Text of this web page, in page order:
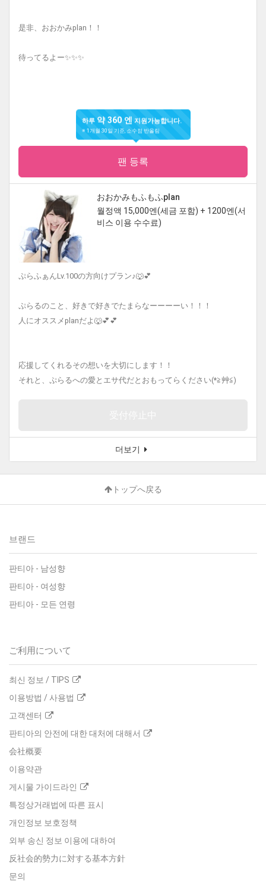
是非、おおかみplan！！
待ってるよー✨✨✨
하루약 360 엔 지원가능합니다.
※ 1개월 30일 기준, 소수점 반올림
팬 등록
おおかみもふもふplan
월정액 15,000엔(세금 포함) + 1200엔(서
비스 이용 수수료)
ぷらふぁんLv.100の方向けプラン♪🐺💕
ぷらるのこと、好きで好きでたまらなーーーーい！！！
人にオススメplanだよ🐺💕💕
応援してくれるその想いを大切にします！！
それと、ぷらるへの愛とエサ代だとおもってらください(*≧艸≦)
더보기
トップへ戻る
브랜드
판티아 - 남성향
판티아 - 여성향
판티아 - 모든 연령
ご利用について
최신 정보 / TIPS
이용방법 / 사용법
고객센터
판티아의 안전에 대한 대처에 대해서
会社概要
이용약관
게시물 가이드라인
특정상거래법에 따른 표시
개인정보 보호정책
외부 송신 정보 이용에 대하여
反社会的勢力に対する基本方針
문의